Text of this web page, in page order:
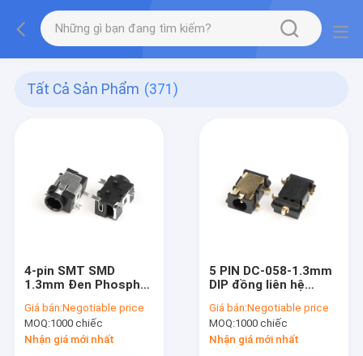
Tất Cả Sản Phẩm (371)
4-pin SMT SMD
1.3mm Đen Phosphor
Audio Video Jack
Socket Nylon
Housing Right Angle
Giá bán:Negotiable price
MOQ:1000 chiếc
Nhận giá mới nhất
5 PIN DC-058-1.3mm
DIP đồng liên hệ
bộ điều hợp điện cắm
Jack nữ
Giá bán:Negotiable price
MOQ:1000 chiếc
Nhận giá mới nhất